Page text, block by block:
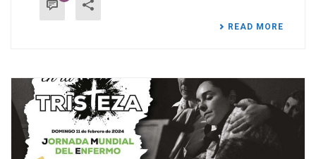
READ MORE